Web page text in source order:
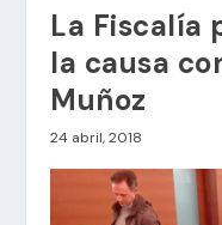
La Fiscalía
la causa
Muñoz
24 abril, 2018